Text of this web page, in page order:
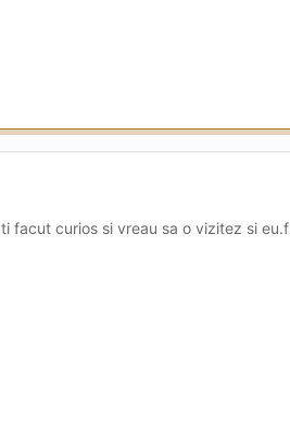
facut curios si vreau sa o vizitez si